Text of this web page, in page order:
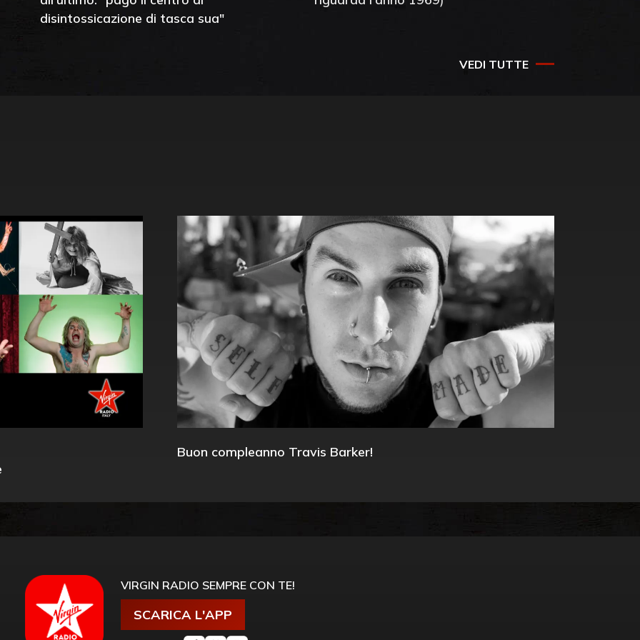
disintossicazione di tasca sua"
VEDI TUTTE
Buon compleanno Travis Barker!
VIRGIN RADIO SEMPRE CON TE!
SCARICA L'APP